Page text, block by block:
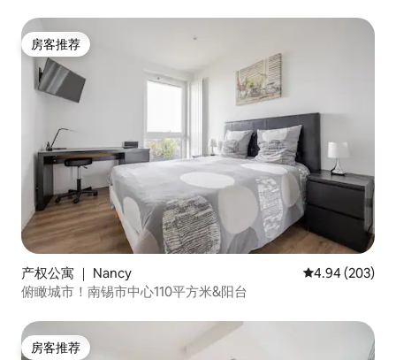
房客推荐
房客推荐
产权公寓 ｜ Nancy 平均评分 4.94
4.94 (203)
俯瞰城市！南锡市中心110平方米&阳台
房客推荐
房客推荐